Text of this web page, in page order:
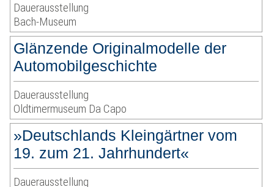
Dauerausstellung
Bach-Museum
Glänzende Originalmodelle der
Automobilgeschichte
Dauerausstellung
Oldtimermuseum Da Capo
»Deutschlands Kleingärtner vom
19. zum 21. Jahrhundert«
Dauerausstellung